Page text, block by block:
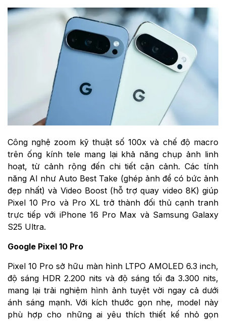
Công nghệ zoom kỹ thuật số 100x và chế độ macro
trên ống kính tele mang lại khả năng chụp ảnh linh
hoạt, từ cảnh rộng đến chi tiết cận cảnh. Các tính
năng AI như Auto Best Take (ghép ảnh để có bức ảnh
đẹp nhất) và Video Boost (hỗ trợ quay video 8K) giúp
Pixel 10 Pro và Pro XL trở thành đối thủ cạnh tranh
trực tiếp với iPhone 16 Pro Max và Samsung Galaxy
S25 Ultra.
Google Pixel 10 Pro
Pixel 10 Pro sở hữu màn hình LTPO AMOLED 6.3 inch,
độ sáng HDR 2.200 nits và độ sáng tối đa 3.300 nits,
mang lại trải nghiệm hình ảnh tuyệt vời ngay cả dưới
ánh sáng mạnh. Với kích thước gọn nhẹ, model này
phù hợp cho những ai yêu thích thiết kế nhỏ gọn